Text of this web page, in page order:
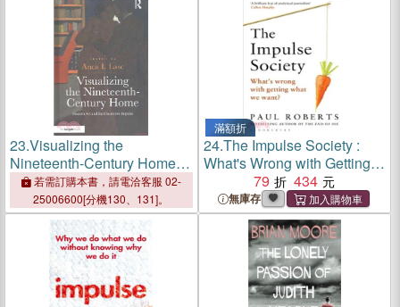
23.Visualizing the
Nineteenth-Century Home ─
Modern Art and the
Decorative Impulse
若需訂購本書，請電洽客服 02-
25006600[分機130、131]。
滿額折
24.The Impulse Society :
What's Wrong with Getting
What We Want
79 434
無庫存